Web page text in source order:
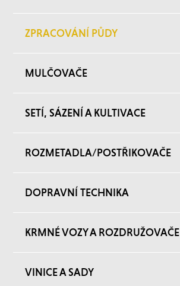
ZPRACOVÁNÍ PŮDY
MULČOVAČE
SETÍ, SÁZENÍ A KULTIVACE
ROZMETADLA/POSTŘIKOVAČE
DOPRAVNÍ TECHNIKA
KRMNÉ VOZY A ROZDRUŽOVAČE
VINICE A SADY